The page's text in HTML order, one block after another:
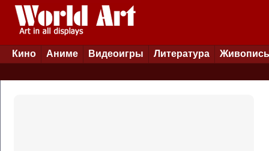
Кино Аниме Видеоигры Литература Живопись